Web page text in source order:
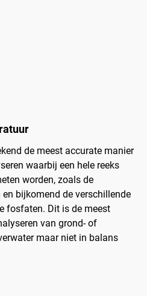
de meest accurate manier
waarbij een hele reeks
worden, zoals de
bijkomend de verschillende
fosfaten. Dit is de meest
van grond- of
maar niet in balans